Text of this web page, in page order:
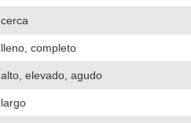
cerca
lleno, completo
alto, elevado, agudo
largo